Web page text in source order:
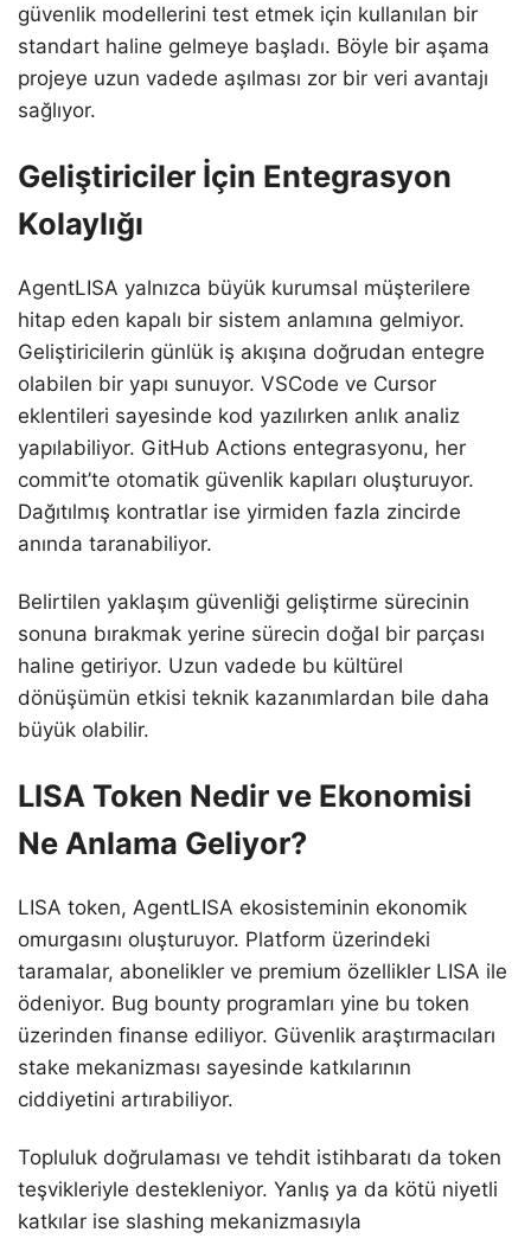
güvenlik modellerini test etmek için kullanılan bir
standart haline gelmeye başladı. Böyle bir aşama
projeye uzun vadede aşılması zor bir veri avantajı
sağlıyor.
Geliştiriciler İçin Entegrasyon
Kolaylığı
AgentLISA yalnızca büyük kurumsal müşterilere
hitap eden kapalı bir sistem anlamına gelmiyor.
Geliştiricilerin günlük iş akışına doğrudan entegre
olabilen bir yapı sunuyor. VSCode ve Cursor
eklentileri sayesinde kod yazılırken anlık analiz
yapılabiliyor. GitHub Actions entegrasyonu, her
commit’te otomatik güvenlik kapıları oluşturuyor.
Dağıtılmış kontratlar ise yirmiden fazla zincirde
anında taranabiliyor.
Belirtilen yaklaşım güvenliği geliştirme sürecinin
sonuna bırakmak yerine sürecin doğal bir parçası
haline getiriyor. Uzun vadede bu kültürel
dönüşümün etkisi teknik kazanımlardan bile daha
büyük olabilir.
LISA Token Nedir ve Ekonomisi
Ne Anlama Geliyor?
LISA token, AgentLISA ekosisteminin ekonomik
omurgasını oluşturuyor. Platform üzerindeki
taramalar, abonelikler ve premium özellikler LISA ile
ödeniyor. Bug bounty programları yine bu token
üzerinden finanse ediliyor. Güvenlik araştırmacıları
stake mekanizması sayesinde katkılarının
ciddiyetini artırabiliyor.
Topluluk doğrulaması ve tehdit istihbaratı da token
teşvikleriyle destekleniyor. Yanlış ya da kötü niyetli
katkılar ise slashing mekanizmasıyla